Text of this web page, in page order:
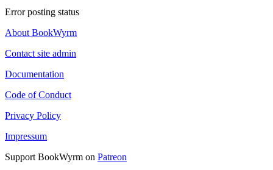
Error posting status
About BookWyrm
Contact site admin
Documentation
Code of Conduct
Privacy Policy
Impressum
Support BookWyrm on Patreon